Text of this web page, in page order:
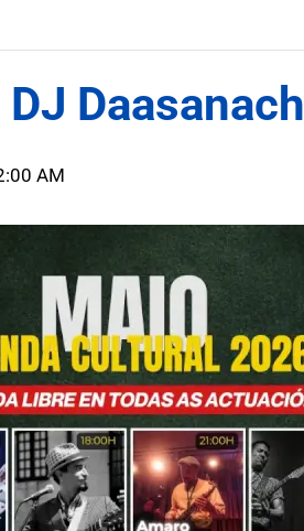
Daasanach
AM